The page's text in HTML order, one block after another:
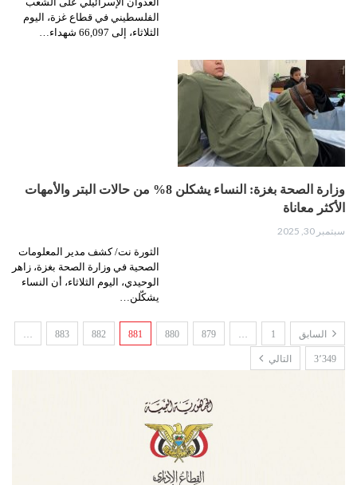
الفلسطيني في قطاع غزة، اليوم
الثلاثاء، إلى 66,097 شهداء…
وزارة الصحة بغزة: النساء يشكلن 8% من حالات البتر والأمهات
الأكثر معاناة
سبتمبر 30, 2025
الثورة نت/ كشف مدير المعلومات
الصحية في وزارة الصحة بغزة، زاهر
الوحيدي، اليوم الثلاثاء، أن النساء
يشكّلن…
السابق 1
…
879
880
881
882
883
…
3٬349 التالي